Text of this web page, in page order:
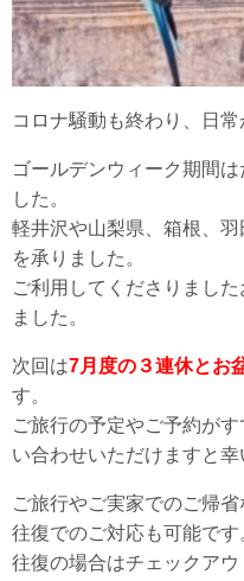
コロナ騒動も終わり、日常
ゴールデンウィーク期間
した。
軽井沢や山梨県、箱根、
を承りました。
ご利用してくださりまし
ました。
次回は7月度の３連休とお
す。
ご旅行の予定やご予約が
い合わせいただけますと幸
ご旅行やご実家でのご帰
往復でのご対応も可能です
往復の場合はチェックア